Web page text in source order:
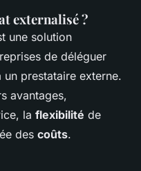
externalisé ?
une solution
de déléguer
prestataire externe.
avantages,
la flexibilité de
des coûts.